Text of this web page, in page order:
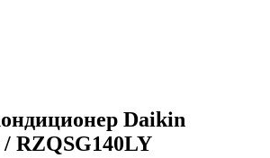
Daikin
RZQSG140LY